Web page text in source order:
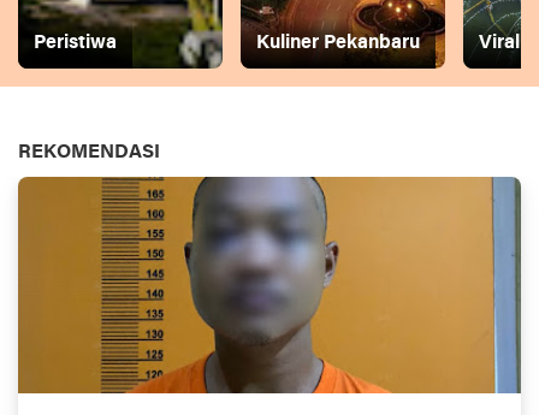
Peristiwa Kuliner Pekanbaru Viral
REKOMENDASI